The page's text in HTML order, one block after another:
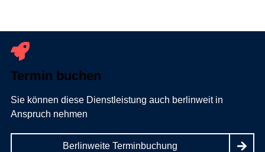
Termin buchen
Sie können diese Dienstleistung auch berlinweit in
Anspruch nehmen
Berlinweite Terminbuchung